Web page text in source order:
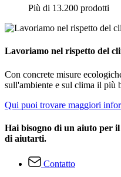
Più di 13.200 prodotti
Lavoriamo nel rispetto del
Con concrete misure
sull'ambiente e sul clima il più
Qui puoi trovare maggiori
Hai bisogno di un aiuto per
di aiutarti.
Contatto